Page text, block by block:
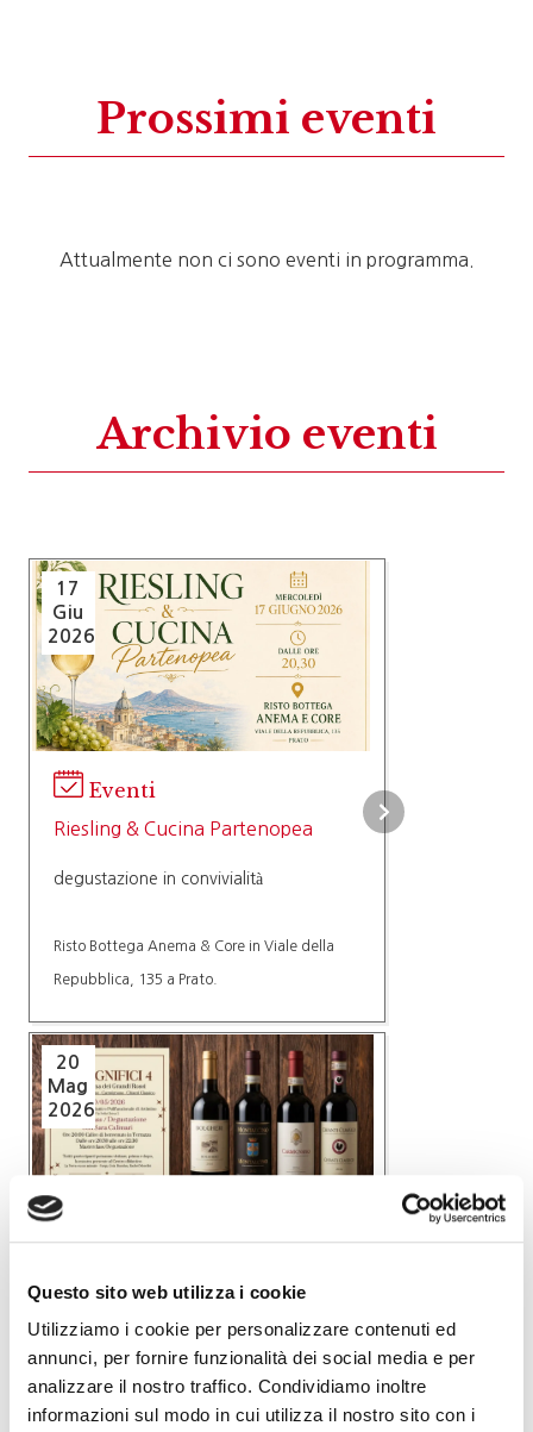
Questo sito web utilizza i cookie
Utilizziamo i cookie per personalizzare contenuti ed
annunci, per fornire funzionalità dei social media e per
analizzare il nostro traffico. Condividiamo inoltre
informazioni sul modo in cui utilizza il nostro sito con i
Prossimi eventi
Attualmente non ci sono eventi in programma.
Archivio eventi
17
Giu
2026
Eventi
Riesling & Cucina Partenopea
degustazione in convivialità
Risto Bottega Anema & Core in Viale della
Repubblica, 135 a Prato.
20
Mag
2026
I Magnifici 4: La Toscana dei
Grandi Rossi
Masterclass/Degustazione
Centro Didattico Polifunzionale di Artimino,